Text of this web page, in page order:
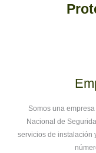
Somos una
Nacional de
servicios de instalación